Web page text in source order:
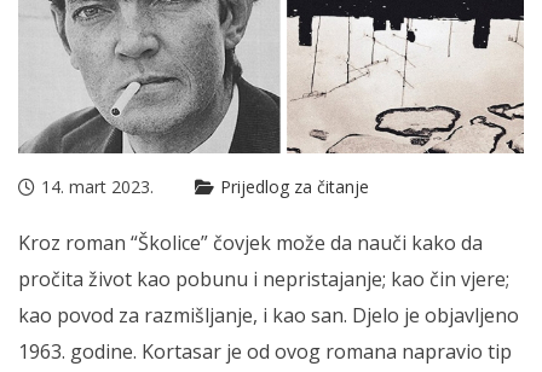
14. mart 2023. Prijedlog za čitanje
Kroz roman “Školice” čovjek može da nauči kako da
pročita život kao pobunu i nepristajanje; kao čin vjere;
kao povod za razmišljanje, i kao san. Djelo je objavljeno
1963. godine. Kortasar je od ovog romana napravio tip